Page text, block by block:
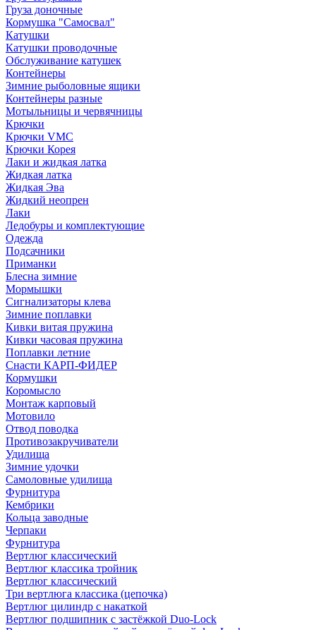
Груза доночные
Кормушка "Самосвал"
Катушки
Катушки проводочные
Обслуживание катушек
Контейнеры
Зимние рыболовные ящики
Контейнеры разные
Мотыльницы и червячницы
Крючки
Крючки VMC
Крючки Корея
Лаки и жидкая латка
Жидкая латка
Жидкая Эва
Жидкий неопрен
Лаки
Ледобуры и комплектующие
Одежда
Подсачники
Приманки
Блесна зимние
Мормышки
Сигнализаторы клева
Зимние поплавки
Кивки витая пружина
Кивки часовая пружина
Поплавки летние
Снасти КАРП-ФИДЕР
Кормушки
Коромысло
Монтаж карповый
Мотовило
Отвод поводка
Противозакручиватели
Удилища
Зимние удочки
Самоловные удилища
Фурнитура
Кембрики
Кольца заводные
Черпаки
Фурнитура
Вертлюг классический
Вертлюг классика тройник
Вертлюг классический
Три вертлюга классика (цепочка)
Вертлюг цилиндр с накаткой
Вертлюг подшипник с застёжкой Duo-Lock